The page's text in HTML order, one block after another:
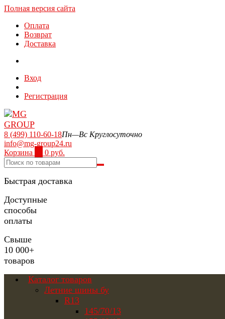
Полная версия сайта
Оплата
Возврат
Доставка
Вход
Регистрация
8 (499) 110-60-18Пн—Вс Круглосуточно
info@mg-group24.ru
Корзина
0 руб.
Быстрая доставка
Доступные
способы
оплаты
Свыше
10 000+
товаров
Каталог товаров
Летние шины бу
R13
145/70/13